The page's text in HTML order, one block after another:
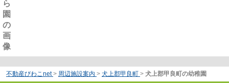
不動産びわこnet > 周辺施設案内 > 犬上郡甲良町 > 犬上郡甲良町の幼稚園